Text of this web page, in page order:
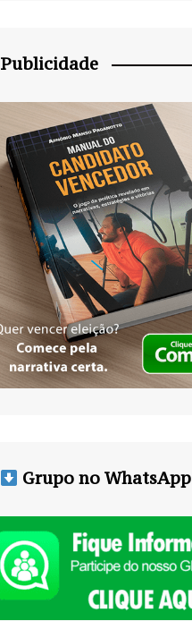
Publicidade
Grupo no WhatsApp